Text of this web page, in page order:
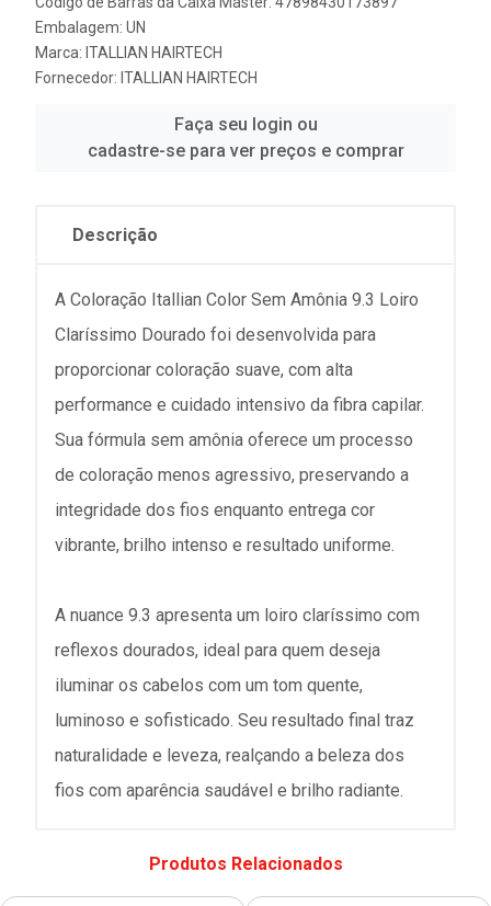
Embalagem: UN
Marca: ITALLIAN HAIRTECH
Fornecedor: ITALLIAN HAIRTECH
Faça seu login ou
cadastre-se para ver preços e comprar
Descrição
A Coloração Itallian Color Sem Amônia 9.3 Loiro
Claríssimo Dourado foi desenvolvida para
proporcionar coloração suave, com alta
performance e cuidado intensivo da fibra capilar.
Sua fórmula sem amônia oferece um processo
de coloração menos agressivo, preservando a
integridade dos fios enquanto entrega cor
vibrante, brilho intenso e resultado uniforme.
A nuance 9.3 apresenta um loiro claríssimo com
reflexos dourados, ideal para quem deseja
iluminar os cabelos com um tom quente,
luminoso e sofisticado. Seu resultado final traz
naturalidade e leveza, realçando a beleza dos
fios com aparência saudável e brilho radiante.
Produtos Relacionados